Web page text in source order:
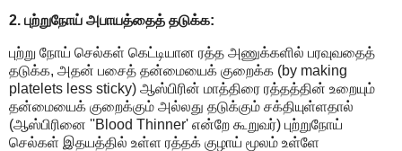
2. புற்றுநோய் அபாயத்தைத் தடுக்க:
புற்று நோய் செல்கள் கெட்டியான ரத்த அணுக்களில் பரவுவதைத்
தடுக்க, அதன் பசைத் தன்மையைக் குறைக்க (by making
platelets less sticky) ஆஸ்பிரின் மாத்திரை ரத்தத்தின் உறையும்
தன்மையைக் குறைக்கும் அல்லது தடுக்கும் சக்தியுள்ளதால்
(ஆஸ்பிரினை ''Blood Thinner' என்றே கூறுவர்) புற்றுநோய்
செல்கள் இதயத்தில் உள்ள ரத்தக் குழாய் மூலம் உள்ளே